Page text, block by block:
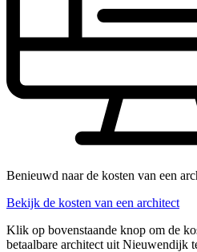
Benieuwd naar de kosten van een
Bekijk de kosten van een architect
Klik op bovenstaande knop om de
betaalbare architect uit Nieuwendijk